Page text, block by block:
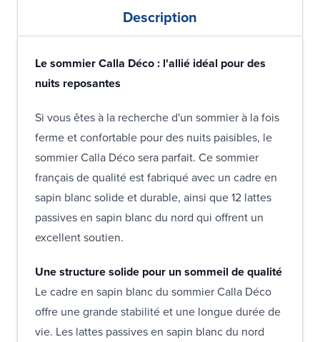
Description
Le sommier Calla Déco : l'allié idéal pour des
nuits reposantes
Si vous êtes à la recherche d'un sommier à la fois
ferme et confortable pour des nuits paisibles, le
sommier Calla Déco sera parfait. Ce sommier
français de qualité est fabriqué avec un cadre en
sapin blanc solide et durable, ainsi que 12 lattes
passives en sapin blanc du nord qui offrent un
excellent soutien.
Une structure solide pour un sommeil de qualité
Le cadre en sapin blanc du sommier Calla Déco
offre une grande stabilité et une longue durée de
vie. Les lattes passives en sapin blanc du nord